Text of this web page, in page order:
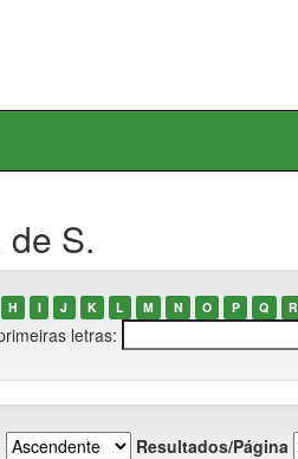
S.
H I J K L M N O P Q R
letras:
Resultados/Página